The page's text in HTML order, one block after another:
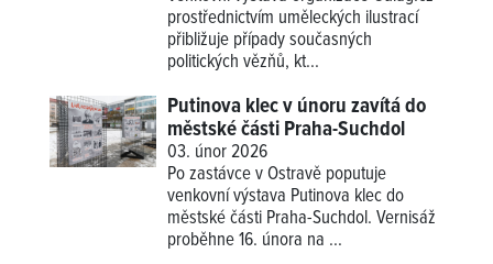
prostřednictvím uměleckých ilustrací
přibližuje případy současných
politických vězňů, kt...
Putinova klec v únoru zavítá do
městské části Praha-Suchdol
03. únor 2026
Po zastávce v Ostravě poputuje
venkovní výstava Putinova klec do
městské části Praha-Suchdol. Vernisáž
proběhne 16. února na ...